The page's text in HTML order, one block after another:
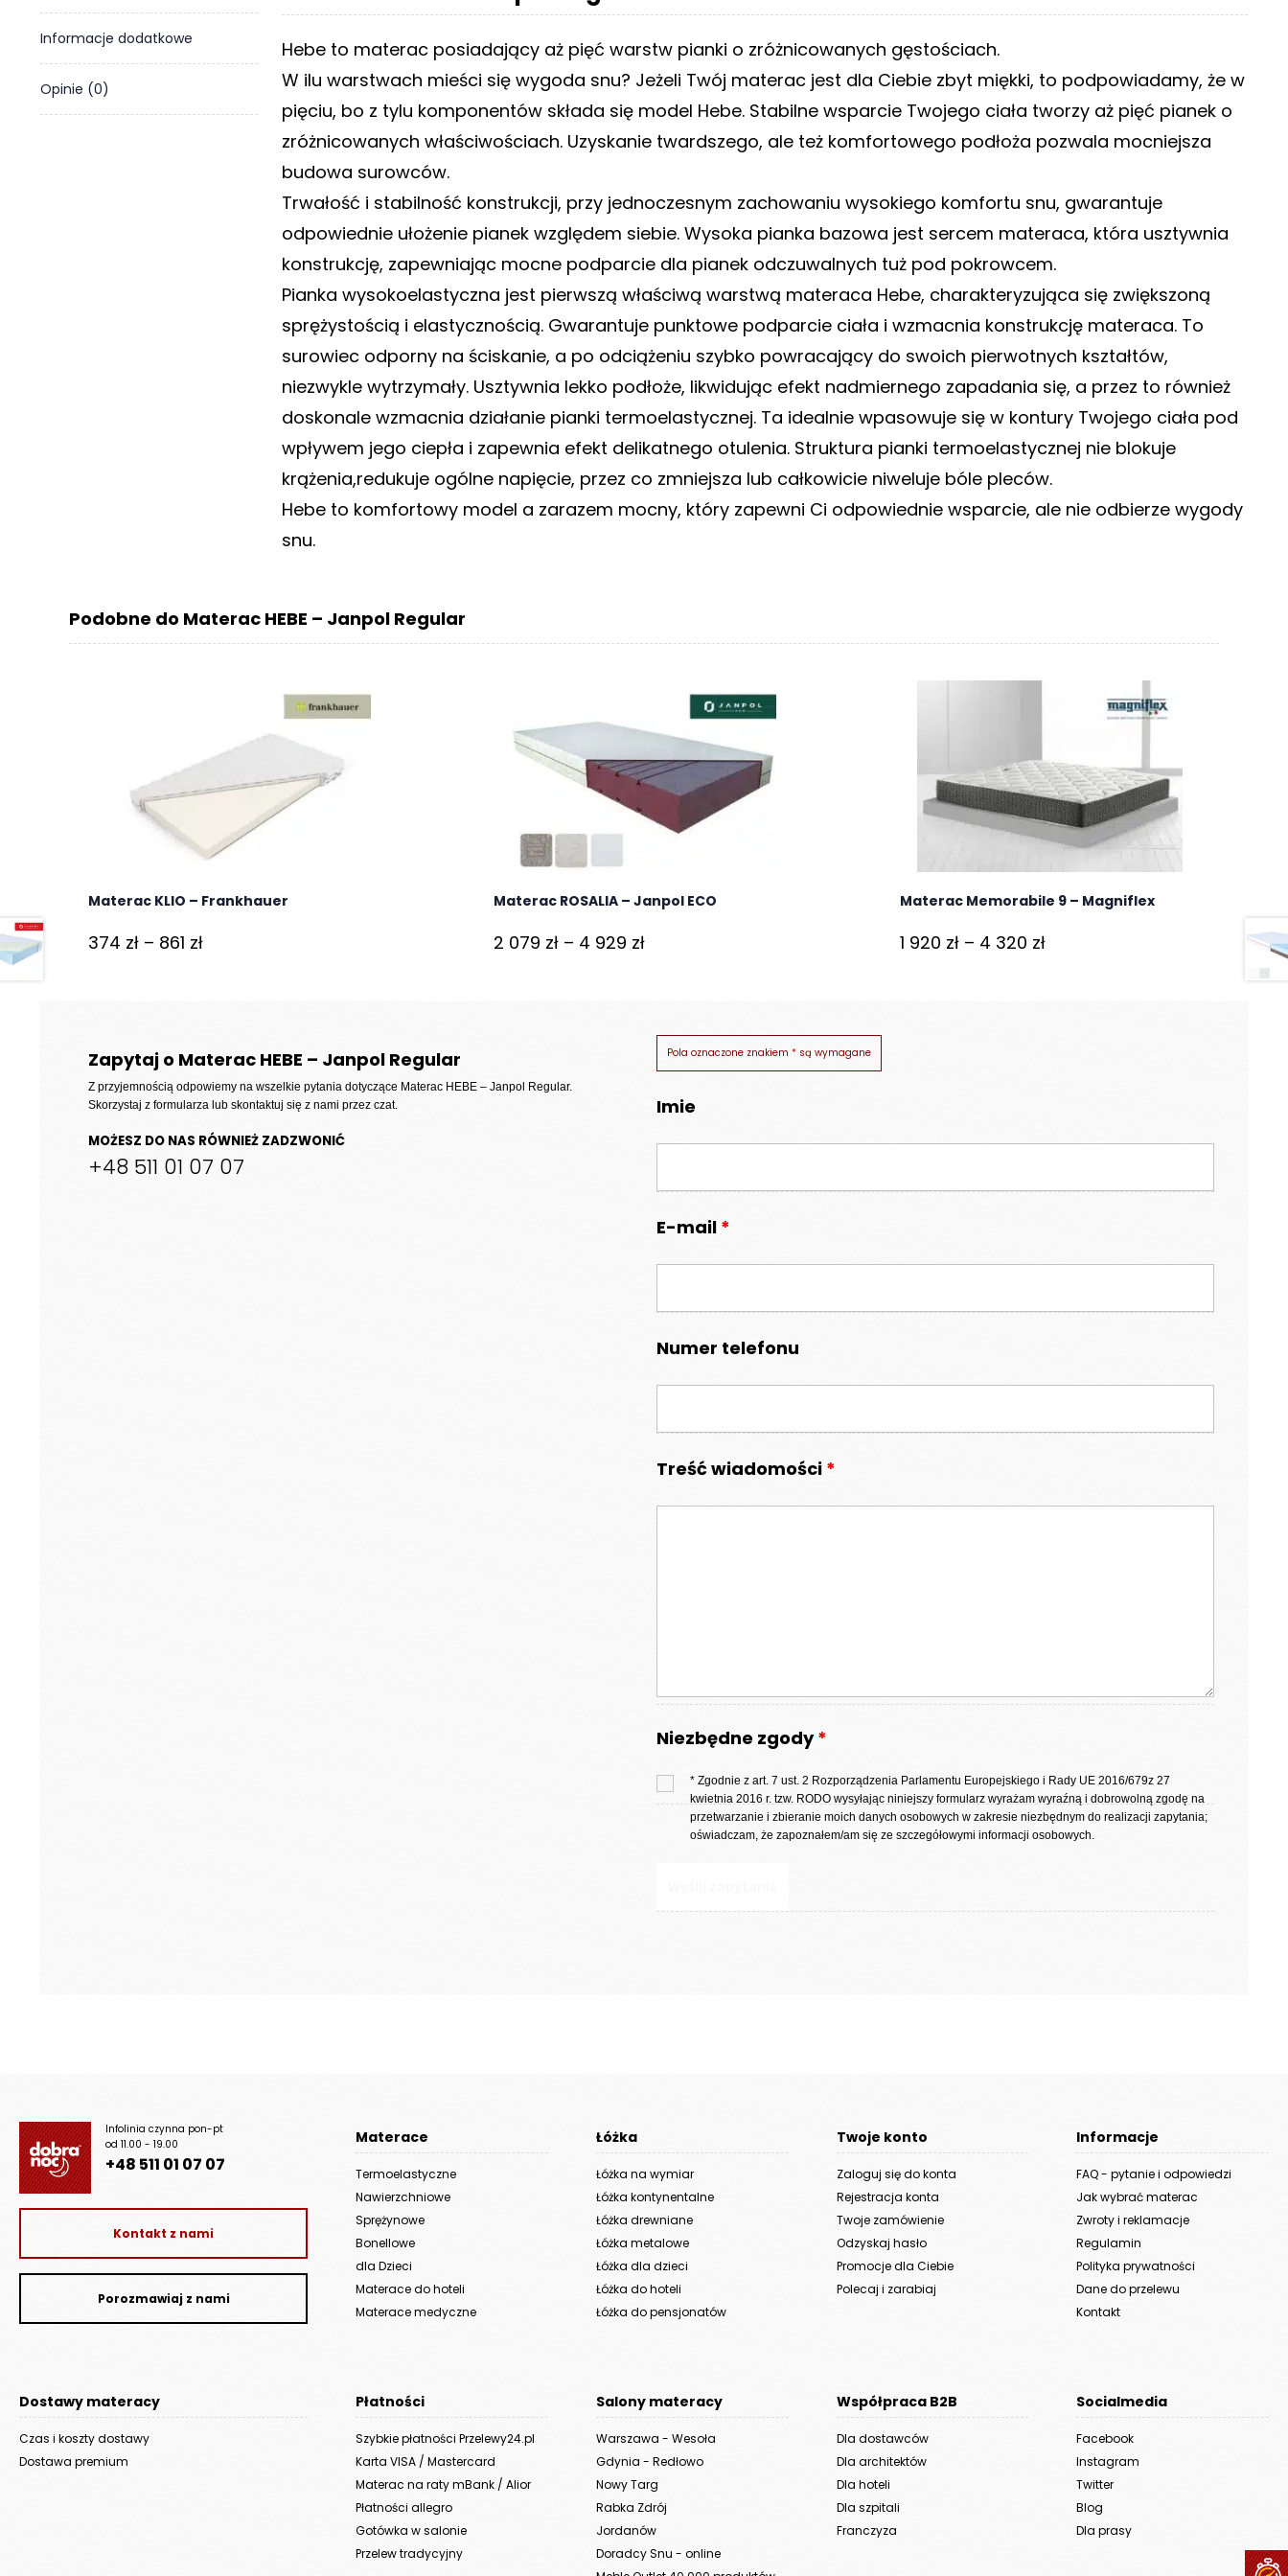
Informacje dodatkowe
Opinie (0)
Hebe to materac posiadający aż pięć warstw pianki o zróżnicowanych gęstościach.
W ilu warstwach mieści się wygoda snu? Jeżeli Twój materac jest dla Ciebie zbyt miękki, to podpowiadamy, że w
pięciu, bo z tylu komponentów składa się model Hebe. Stabilne wsparcie Twojego ciała tworzy aż pięć pianek o
zróżnicowanych właściwościach. Uzyskanie twardszego, ale też komfortowego podłoża pozwala mocniejsza
budowa surowców.
Trwałość i stabilność konstrukcji, przy jednoczesnym zachowaniu wysokiego komfortu snu, gwarantuje
odpowiednie ułożenie pianek względem siebie. Wysoka pianka bazowa jest sercem materaca, która usztywnia
konstrukcję, zapewniając mocne podparcie dla pianek odczuwalnych tuż pod pokrowcem.
Pianka wysokoelastyczna jest pierwszą właściwą warstwą materaca Hebe, charakteryzująca się zwiększoną
sprężystością i elastycznością. Gwarantuje punktowe podparcie ciała i wzmacnia konstrukcję materaca. To
surowiec odporny na ściskanie, a po odciążeniu szybko powracający do swoich pierwotnych kształtów,
niezwykle wytrzymały. Usztywnia lekko podłoże, likwidując efekt nadmiernego zapadania się, a przez to również
doskonale wzmacnia działanie pianki termoelastycznej. Ta idealnie wpasowuje się w kontury Twojego ciała pod
wpływem jego ciepła i zapewnia efekt delikatnego otulenia. Struktura pianki termoelastycznej nie blokuje
krążenia,redukuje ogólne napięcie, przez co zmniejsza lub całkowicie niweluje bóle pleców.
Hebe to komfortowy model a zarazem mocny, który zapewni Ci odpowiednie wsparcie, ale nie odbierze wygody
snu.
Podobne do Materac HEBE – Janpol Regular
Materac KLIO – Frankhauer
374 zł – 861 złZakres
do
861 zł
Materac ROSALIA – Janpol ECO
2 079 zł – 4 929 złZakres
079 zł
Materac Memorabile 9 – Magniflex
1 920 zł – 4 320 złZakres
Zapytaj o Materac HEBE – Janpol Regular
Z przyjemnością odpowiemy na wszelkie pytania dotyczące Materac HEBE – Janpol Regular.
Skorzystaj z formularza lub skontaktuj się z nami przez czat.
MOŻESZ DO NAS RÓWNIEŻ ZADZWONIĆ
+48 511 01 07 07
Pola oznaczone znakiem * są wymagane
Imie
E-mail *
Numer telefonu
Treść wiadomości *
Niezbędne zgody*
* Zgodnie z art. 7 ust. 2 Rozporządzenia Parlamentu Europejskiego i Rady UE 2016/679z 27
kwietnia 2016 r. tzw. RODO wysyłając niniejszy formularz wyrażam wyraźną i dobrowolną zgodę na
przetwarzanie i zbieranie moich danych osobowych w zakresie niezbędnym do realizacji zapytania;
oświadczam, że zapoznałem/am się ze szczegółowymi informacji osobowych.
Infolinia czynna pon-pt
od 11.00 - 19.00
+48 511 01 07 07
Kontakt z nami
Porozmawiaj z nami
Materace
Termoelastyczne
Nawierzchniowe
Sprężynowe
Bonellowe
dla Dzieci
Materace do hoteli
Materace medyczne
Łóżka
Łóżka na wymiar
Łóżka kontynentalne
Łóżka drewniane
Łóżka metalowe
Łóżka dla dzieci
Łóżka do hoteli
Łóżka do pensjonatów
Twoje konto
Zaloguj się do konta
Rejestracja konta
Twoje zamówienie
Odzyskaj hasło
Promocje dla Ciebie
Polecaj i zarabiaj
Informacje
FAQ - pytanie i odpowiedzi
Jak wybrać materac
Zwroty i reklamacje
Regulamin
Polityka prywatności
Dane do przelewu
Kontakt
Dostawy materacy
Czas i koszty dostawy
Dostawa premium
Płatności
Szybkie płatności Przelewy24.pl
Karta VISA / Mastercard
Materac na raty mBank / Alior
Płatności allegro
Gotówka w salonie
Przelew tradycyjny
Salony materacy
Warszawa - Wesoła
Gdynia - Redłowo
Nowy Targ
Rabka Zdrój
Jordanów
Doradcy Snu - online
Współpraca B2B
Dla dostawców
Dla architektów
Dla hoteli
Dla szpitali
Franczyza
Socialmedia
Facebook
Instagram
Twitter
Blog
Dla prasy